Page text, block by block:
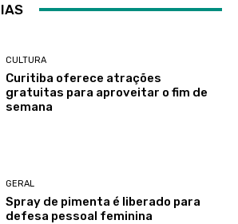
CULTURA
Curitiba oferece atrações
gratuitas para aproveitar o fim de
semana
GERAL
Spray de pimenta é liberado para
defesa pessoal feminina